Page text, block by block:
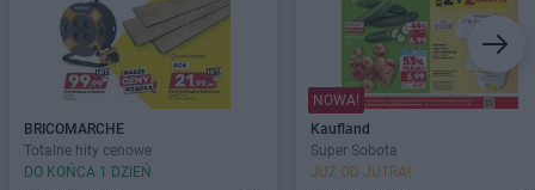
BRICOMARCHE
Totalne hity cenowe
DO KOŃCA 1 DZIEŃ
NOWA!
Kaufland
Super Sobota
JUŻ OD JUTRA!